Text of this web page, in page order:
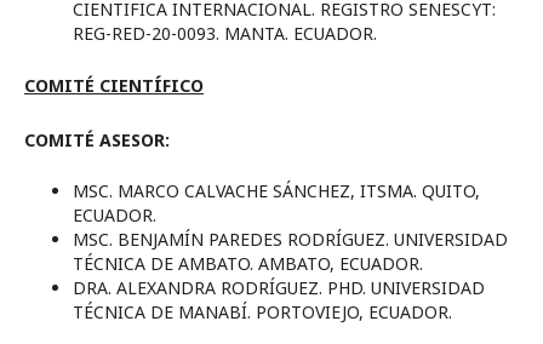
CIENTIFICA INTERNACIONAL. REGISTRO SENESCYT:
REG-RED-20-0093. MANTA. ECUADOR.
COMITÉ CIENTÍFICO
COMITÉ ASESOR:
MSC. MARCO CALVACHE SÁNCHEZ, ITSMA. QUITO,
ECUADOR.
MSC. BENJAMÍN PAREDES RODRÍGUEZ. UNIVERSIDAD
TÉCNICA DE AMBATO. AMBATO, ECUADOR.
DRA. ALEXANDRA RODRÍGUEZ. PHD. UNIVERSIDAD
TÉCNICA DE MANABÍ. PORTOVIEJO, ECUADOR.